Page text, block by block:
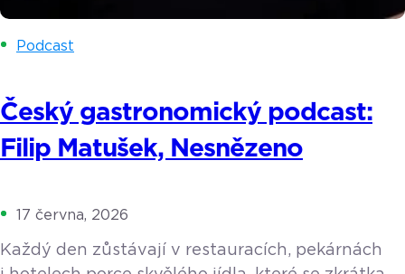
Podcast
Český gastronomický podcast:
Filip Matušek, Nesnězeno
17 června, 2026
Každý den zůstávají v restauracích, pekárnách